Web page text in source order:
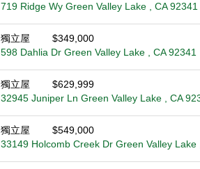
719 Ridge Wy Green Valley Lake , CA 92341
獨立屋
$349,000
598 Dahlia Dr Green Valley Lake , CA 92341
獨立屋
$629,999
32945 Juniper Ln Green Valley Lake , CA
獨立屋
$549,000
33149 Holcomb Creek Dr Green Valley Lake